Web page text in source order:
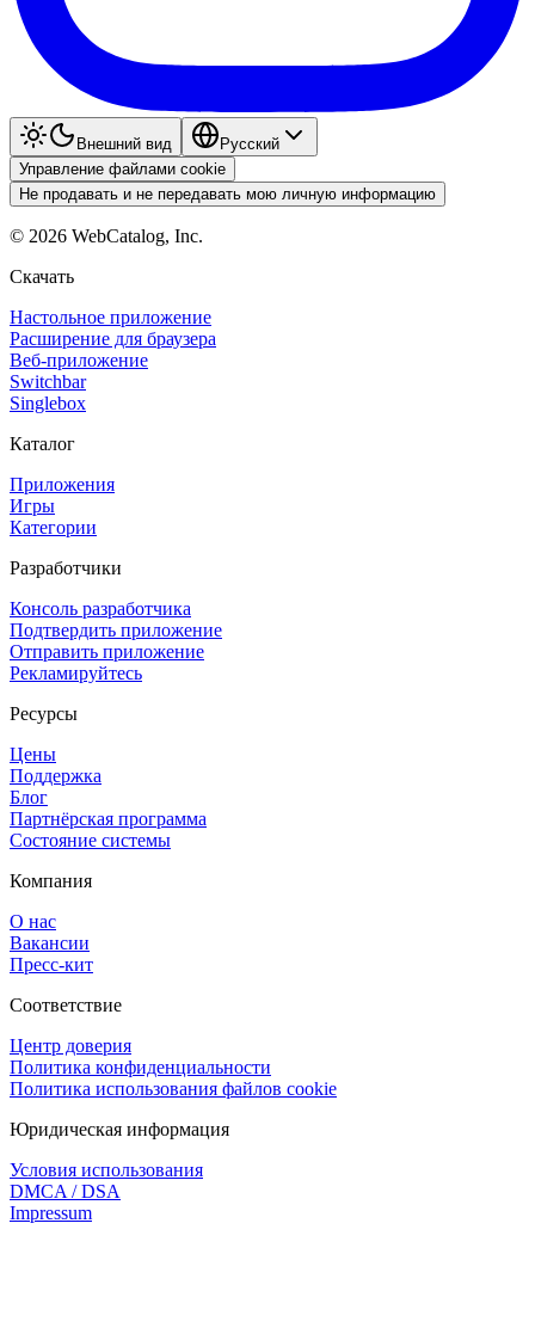
Внешний вид
Pyccкий
Управление файлами cookie
Не продавать и не передавать мою личную информацию
© 2026 WebCatalog, Inc.
Скачать
Настольное приложение
Расширение для браузера
Веб-приложение
Switchbar
Singlebox
Каталог
Приложения
Игры
Категории
Разработчики
Консоль разработчика
Подтвердить приложение
Отправить приложение
Рекламируйтесь
Ресурсы
Цены
Поддержка
Блог
Партнёрская программа
Состояние системы
Компания
О нас
Вакансии
Пресс-кит
Соответствие
Центр доверия
Политика конфиденциальности
Политика использования файлов cookie
Юридическая информация
Условия использования
DMCA / DSA
Impressum